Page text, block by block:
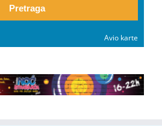
Pretraga
Avio karte